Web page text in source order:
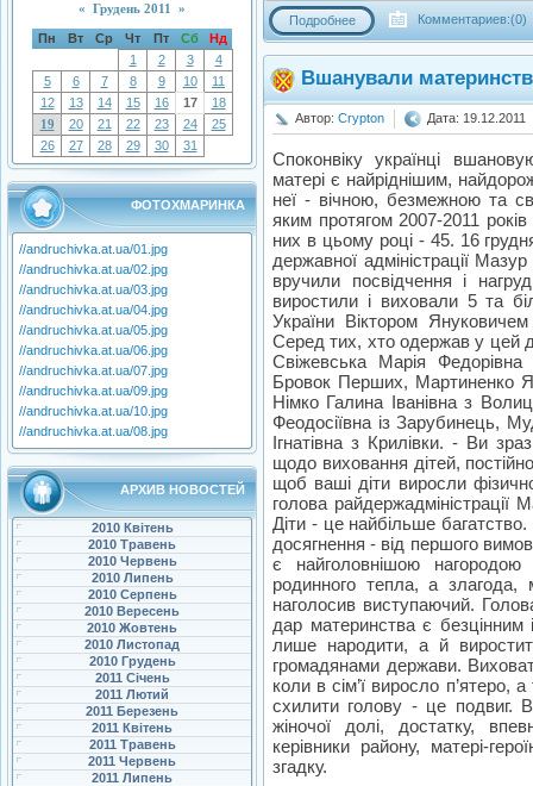
« Грудень 2011 »
Пн Вт Ср Чт Пт Сб
Нд
1
2 3
4
5
6 7 8 9 10
11
12
13 14 15 16 17
18
19
20 21 22 23 24
25
26
27 28 29 30 31
ФОТОХМАРИНКА
//andruchivka.at.ua/01.jpg
//andruchivka.at.ua/02.jpg
//andruchivka.at.ua/03.jpg
//andruchivka.at.ua/04.jpg
//andruchivka.at.ua/05.jpg
//andruchivka.at.ua/06.jpg
//andruchivka.at.ua/07.jpg
//andruchivka.at.ua/09.jpg
//andruchivka.at.ua/10.jpg
//andruchivka.at.ua/08.jpg
АРХИВ НОВОСТЕЙ
2010 Квітень
2010 Травень
2010 Червень
2010 Липень
2010 Серпень
2010 Вересень
2010 Жовтень
2010 Листопад
2010 Грудень
2011 Січень
2011 Лютий
2011 Березень
2011 Квітень
2011 Травень
2011 Червень
2011 Липень
Подробнее Комментариев:(0)
Вшанували
Автор: Crypton Дата: 19.12.2011
Споконвіку українці
матері є найріднішим,
неї - вічною, безмежною та
яким протягом 2007-2011
них в цьому році - 45. 16
державної адміністрації
вручили посвідчення і
виростили і виховали 5 та
України Віктором
Серед тих, хто одержав у цей
Свіжевська Марія
Бровок Перших, Мартиненко
Німко Галина Іванівна з
Феодосіївна із Зарубинець,
Ігнатівна з Крилівки. - Ви
щодо виховання дітей,
щоб ваші діти виросли
голова
Діти - це найбільше багатство.
досягнення - від першого
є найголовнішою
родинного тепла, а
наголосив виступаючий.
дар материнства є безцінним
лише народити, а й
громадянами держави.
коли в сім’ї виросло п’ятеро,
схилити голову - це подвиг.
жіночої долі, достатку,
керівники району, матері-
згадку.